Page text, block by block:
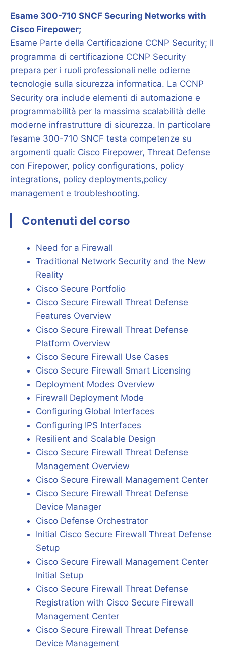
Esame 300-710 SNCF Securing Networks with
Cisco Firepower;
Esame Parte della Certificazione CCNP Security; Il
programma di certificazione CCNP Security
prepara per i ruoli professionali nelle odierne
tecnologie sulla sicurezza informatica. La CCNP
Security ora include elementi di automazione e
programmabilità per la massima scalabilità delle
moderne infrastrutture di sicurezza. In particolare
l’esame 300-710 SNCF testa competenze su
argomenti quali: Cisco Firepower, Threat Defense
con Firepower, policy configurations, policy
integrations, policy deployments,policy
management e troubleshooting.
Contenuti del corso
Need for a Firewall
Traditional Network Security and the New
Reality
Cisco Secure Portfolio
Cisco Secure Firewall Threat Defense
Features Overview
Cisco Secure Firewall Threat Defense
Platform Overview
Cisco Secure Firewall Use Cases
Cisco Secure Firewall Smart Licensing
Deployment Modes Overview
Firewall Deployment Mode
Configuring Global Interfaces
Configuring IPS Interfaces
Resilient and Scalable Design
Cisco Secure Firewall Threat Defense
Management Overview
Cisco Secure Firewall Management Center
Cisco Secure Firewall Threat Defense
Device Manager
Cisco Defense Orchestrator
Initial Cisco Secure Firewall Threat Defense
Setup
Cisco Secure Firewall Management Center
Initial Setup
Cisco Secure Firewall Threat Defense
Registration with Cisco Secure Firewall
Management Center
Cisco Secure Firewall Threat Defense
Device Management